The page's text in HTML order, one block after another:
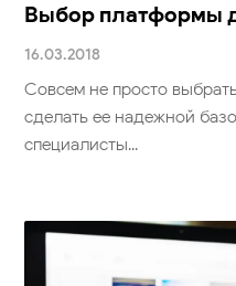
Выбор платформы
16.03.2018
Совсем не просто
сделать ее надежной
специалисты...